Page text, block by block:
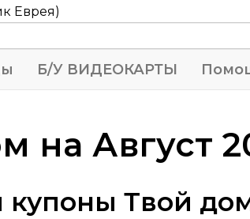
Б/У ВИДЕОКАРТЫ
на Август
Твой